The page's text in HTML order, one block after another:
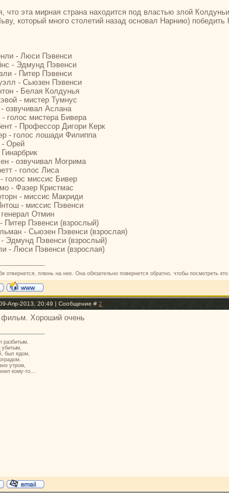
что эта мирная страна находится под властью злой
который много столетий назад основал Нарнию)
- Люси Пэвенси
- Эдмунд Пэвенси
- Питер Пэвенси
- Сьюзен Пэвенси
- Белая Колдунья
- мистер Тумнус
озвучивал Аслана
- голос мистера Бивера
- Профессор Дигори Керк
- голос лошади Филиппа
- Орей
- озвучивал Могрима
- голос Лиса
голос миссис Бивер
- Фазер Кристмас
- миссис Макриди
- миссис Пэвенси
Отмин
Питер Пэвенси (взрослый)
- Сьюзен Пэвенси (взрослая)
Эдмунд Пэвенси (взрослый)
- Люси Пэвенси (взрослая)
отвернется, плюнь на нее. Она обязательно повернется обратно, чтобы посмотреть
Апр-2013, 20:49 | Сообщение # 2
Хороший очень
разбитым,
был ядом,
утром,
кому-то...